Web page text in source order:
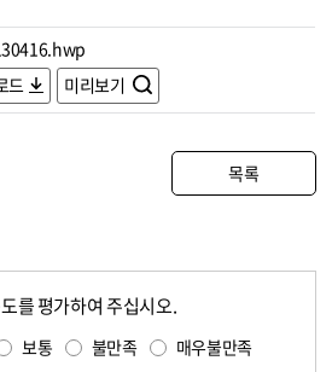
드
미리보기
목록
를 평가하여 주십시오.
보통 불만족 매우불만족